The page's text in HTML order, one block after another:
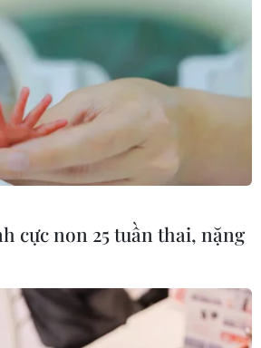
cực non 25 tuần thai, nặng